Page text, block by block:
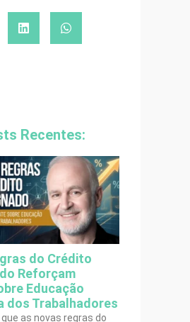
Recentes:
do Crédito
Reforçam
Educação
dos Trabalhadores
as novas regras do